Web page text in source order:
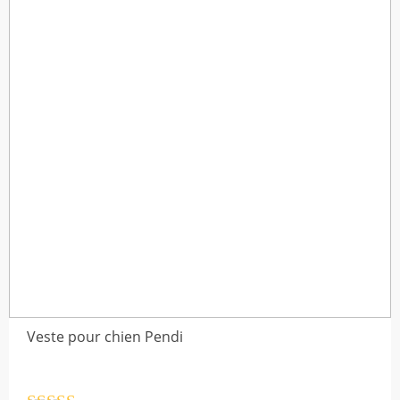
Veste pour chien Pendi